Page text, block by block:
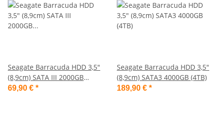
Seagate Barracuda HDD 3,5"
(8,9cm) SATA III 2000GB
(2TB) Intern
69,90 € *
Seagate Barracuda HDD 3,5"
(8,9cm) SATA3 4000GB (4TB)
189,90 € *